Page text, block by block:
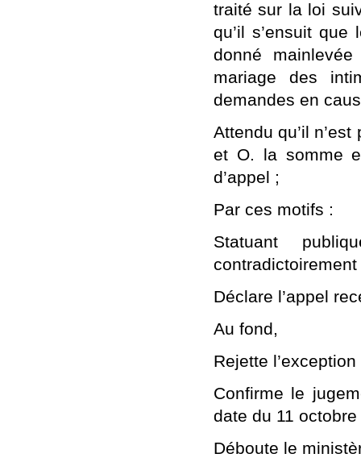
traité sur la loi
qu’il s’ensuit
donné
mariage des
demandes en
Attendu qu’il
et O. la somme
d’appel ;
Par ces motifs :
Statuant
Déclare l’appel
Au fond,
Rejette
Confirme le
date du 11
Déboute le